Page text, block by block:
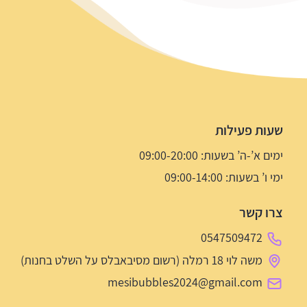
שעות פעילות
ימים א’-ה’ בשעות: 09:00-20:00
ימי ו’ בשעות: 09:00-14:00
צרו קשר
0547509472
משה לוי 18 רמלה (רשום מסיבאבלס על השלט בחנות)
mesibubbles2024@gmail.com